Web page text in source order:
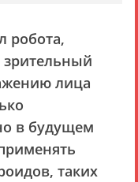
робота,
зрительный
лица
в будущем
таких